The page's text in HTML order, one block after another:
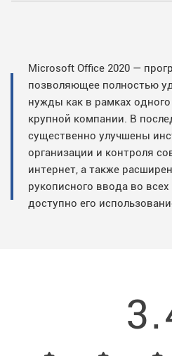
Microsoft Office 2020 —
позволяющее полностью
нужды как в рамках одного
крупной компании. В
существенно улучшены
организации и контроля
интернет, а также
рукописного ввода во
доступно его